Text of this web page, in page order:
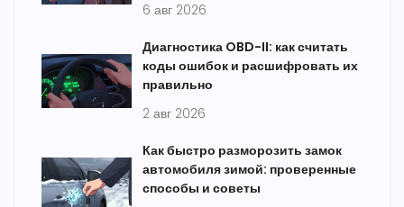
6 авг 2026
Диагностика OBD-II: как считать
коды ошибок и расшифровать их
правильно
2 авг 2026
Как быстро разморозить замок
автомобиля зимой: проверенные
способы и советы